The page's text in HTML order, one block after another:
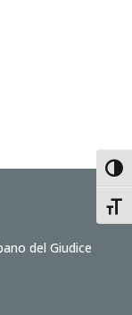
del Giudice